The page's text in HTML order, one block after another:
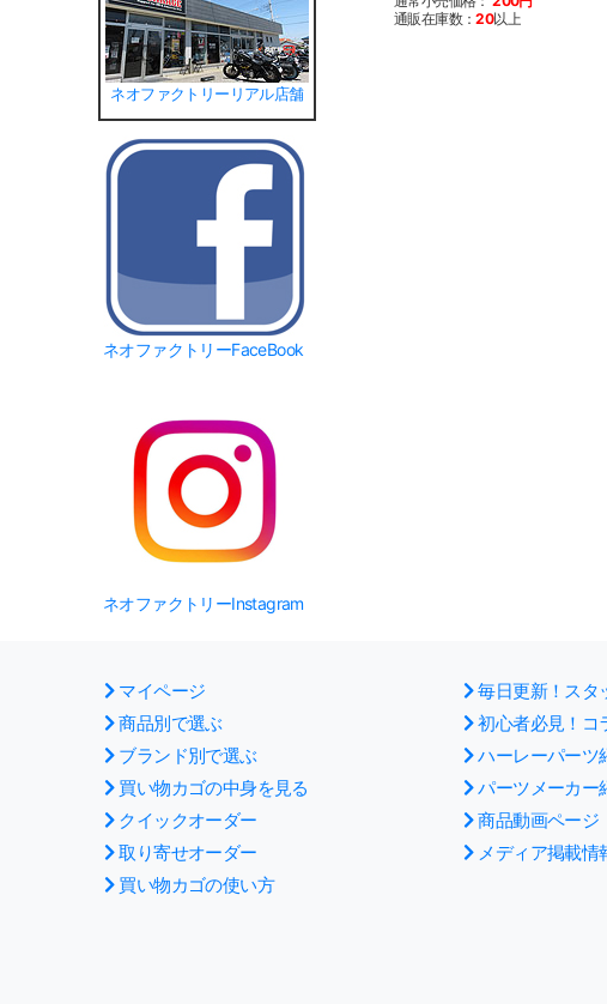
ネオファクトリーリアル店舗
ネオファクトリーFaceBook
ネオファクトリーInstagram
通販在庫数：20以上
マイページ
商品別で選ぶ
ブランド別で選ぶ
買い物カゴの中身を見る
クイックオーダー
取り寄せオーダー
買い物カゴの使い方
毎日更新！スタ
初心者必見！コ
ハーレーパーツ
パーツメーカー
商品動画ページ
メディア掲載情